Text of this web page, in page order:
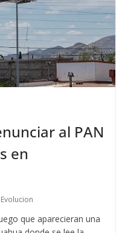
al PAN
en
que aparecieran una